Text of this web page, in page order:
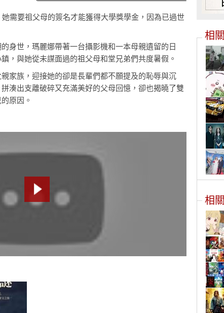
需要祖父母的簽名才能獲得大學獎學金，因為已過世
身世，瑪麗娜帶著一台攝影機和一本母親遺留的日
，與她從未謀面過的祖父母和堂兄弟們共度暑假。
家族，迎接她的卻是長輩們都不願提及的恥辱與沉
湊出支離破碎又充滿美好的父母回憶，卻也揭曉了雙
原因。
相關
相關